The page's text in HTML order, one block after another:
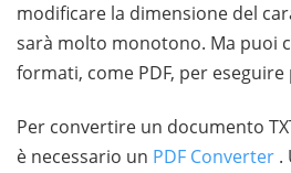
modificare la dimensione del
sarà molto monotono. Ma puoi
formati, come PDF, per
Per convertire un documento
è necessario un PDF Converter .